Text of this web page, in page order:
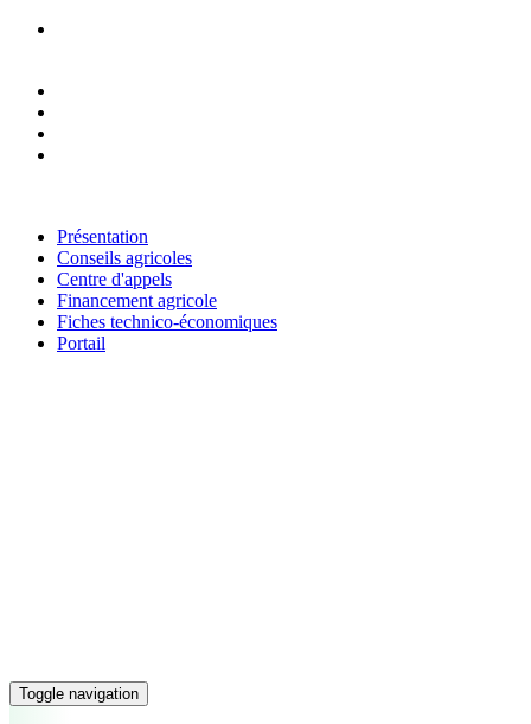
Présentation
Conseils agricoles
Centre d'appels
Financement agricole
Fiches technico-économiques
Portail
Toggle navigation